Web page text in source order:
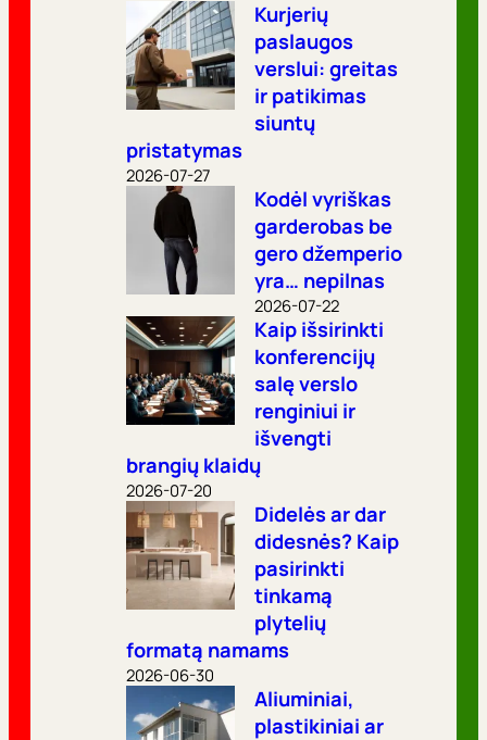
Kurjerių
paslaugos
verslui: greitas
ir patikimas
siuntų
pristatymas
2026-07-27
Kodėl vyriškas
garderobas be
gero džemperio
yra… nepilnas
2026-07-22
Kaip išsirinkti
konferencijų
salę verslo
renginiui ir
išvengti
brangių klaidų
2026-07-20
Didelės ar dar
didesnės? Kaip
pasirinkti
tinkamą
plytelių
formatą namams
2026-06-30
Aliuminiai,
plastikiniai ar